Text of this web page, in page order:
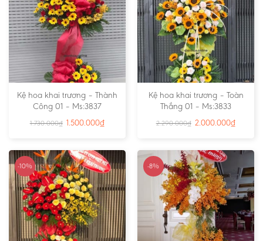
Kệ hoa khai trương – Thành
Công 01 – Ms:3837
1.730.000₫ 1.500.000₫
Kệ hoa khai trương – Toàn
Thắng 01 – Ms:3833
2.290.000₫ 2.000.000₫
-10% -8%